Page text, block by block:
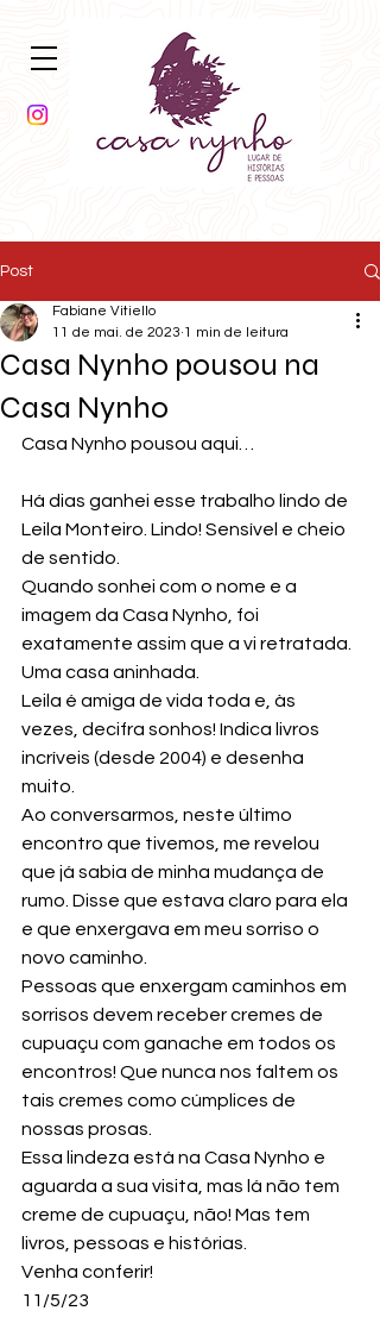
Post
Casa Nynho pousou na
Casa Nynho
Fabiane Vitiello
11 de mai. de 2023 1 min de leitura
Casa Nynho pousou aqui…
Há dias ganhei esse trabalho lindo de
Leila Monteiro. Lindo! Sensível e cheio
de sentido.
Quando sonhei com o nome e a
imagem da Casa Nynho, foi
exatamente assim que a vi retratada.
Uma casa aninhada.
Leila é amiga de vida toda e, às
vezes, decifra sonhos! Indica livros
incríveis (desde 2004) e desenha
muito.
Ao conversarmos, neste último
encontro que tivemos, me revelou
que já sabia de minha mudança de
rumo. Disse que estava claro para ela
e que enxergava em meu sorriso o
novo caminho.
Pessoas que enxergam caminhos em
sorrisos devem receber cremes de
cupuaçu com ganache em todos os
encontros! Que nunca nos faltem os
tais cremes como cúmplices de
nossas prosas.
Essa lindeza está na Casa Nynho e
aguarda a sua visita, mas lá não tem
creme de cupuaçu, não! Mas tem
livros, pessoas e histórias.
Venha conferir!
11/5/23